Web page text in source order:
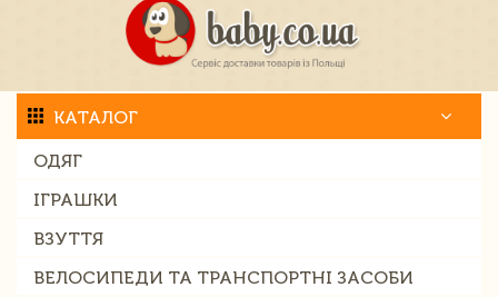
КАТАЛОГ
ОДЯГ
ІГРАШКИ
ВЗУТТЯ
ВЕЛОСИПЕДИ ТА ТРАНСПОРТНІ ЗАСОБИ